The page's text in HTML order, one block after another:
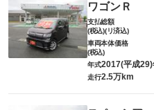
ワゴンＲ
支払総額
(税込)(リ済込)
車両本体価格
(税込)
年式2017(平成29)
走行2.5万km